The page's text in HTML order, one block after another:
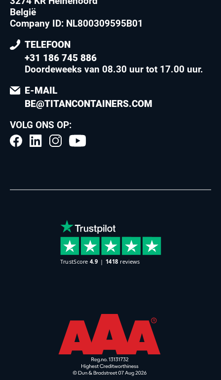
België
Company ID: NL800309595B01
TELEFOON
+31 186 745 886
Doordeweeks van 08.30 uur tot 17.00 uur.
E-MAIL
BE@TITANCONTAINERS.COM
VOLG ONS OP: